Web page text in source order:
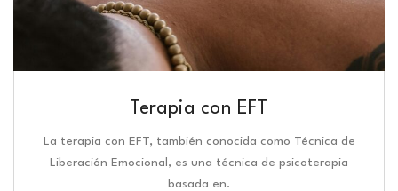
Terapia con EFT
La terapia con EFT, también conocida como Técnica de
Liberación Emocional, es una técnica de psicoterapia
basada en.